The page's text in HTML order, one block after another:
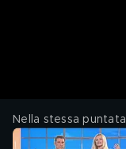
Nella stessa puntata